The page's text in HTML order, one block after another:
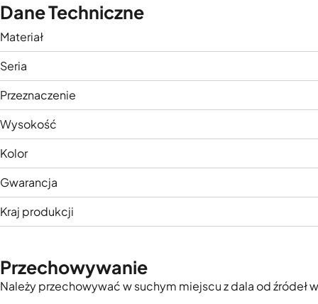
Dane Techniczne
Materiał
Seria
Przeznaczenie
Wysokość
Kolor
Gwarancja
Kraj produkcji
Przechowywanie
Należy przechowywać w suchym miejscu z dala od źródeł